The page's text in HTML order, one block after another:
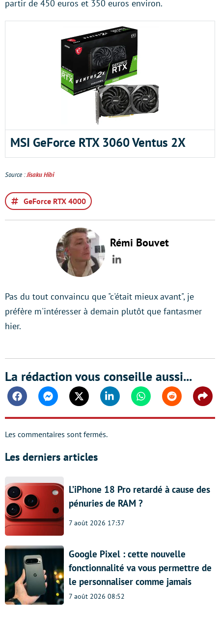
partir de 450 euros et 350 euros environ.
MSI GeForce RTX 3060 Ventus 2X
Source :Jisaku Hibi
GeForce RTX 4000
Rémi Bouvet
LinkedIn
Pas du tout convaincu que "c'était mieux avant", je
préfère m'intéresser à demain plutôt que fantasmer
hier.
La rédaction vous conseille aussi...
FacebookMessengerTwitter Linkedin WhatsappReddit
Les commentaires sont fermés.
Les derniers articles
L’iPhone 18 Pro retardé à cause des
pénuries de RAM ?
7 août 2026 17:37
Google Pixel : cette nouvelle
fonctionnalité va vous permettre de
le personnaliser comme jamais
7 août 2026 08:52